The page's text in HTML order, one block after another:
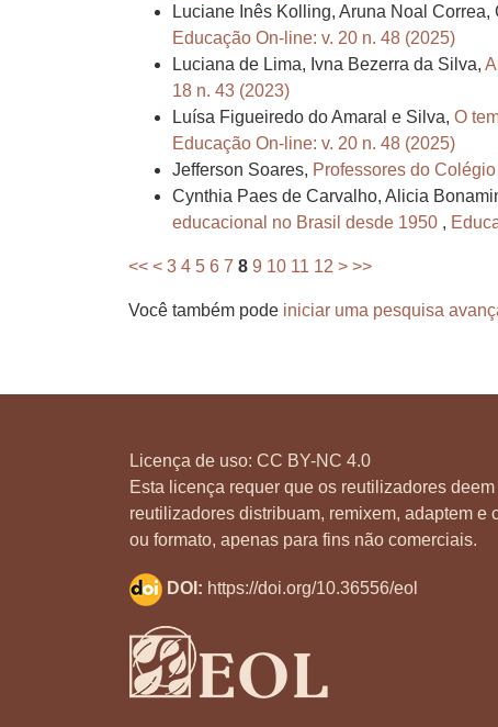
Luciane Inês Kolling, Aruna Noal
Educação On-line: v. 20 n. 48 (2025)
Luciana de Lima, Ivna Bezerra da Silva,
18 n. 43 (2023)
Luísa Figueiredo do Amaral e Silva, O
Educação On-line: v. 20 n. 48 (2025)
Jefferson Soares, Professores do
Cynthia Paes de Carvalho, Alicia
educacional no Brasil desde 1950 ,
<< < 3 4 5 6 7 8 9 10 11 12 > >>
Você também pode iniciar uma pesquisa
Licença de uso: CC BY-NC 4.0
Esta licença requer que os reutilizadores
reutilizadores distribuam, remixem, adaptem
ou formato, apenas para fins não comerciais.
DOI: https://doi.org/10.36556/eol